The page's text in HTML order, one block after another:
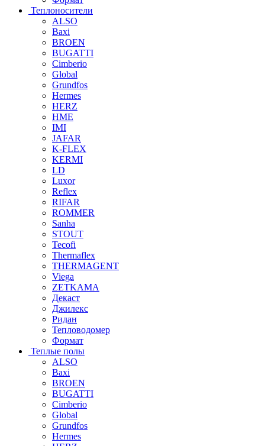
Теплоносители
ALSO
Baxi
BROEN
BUGATTI
Cimberio
Global
Grundfos
Hermes
HERZ
HME
IMI
JAFAR
K-FLEX
KERMI
LD
Luxor
Reflex
RIFAR
ROMMER
Sanha
STOUT
Tecofi
Thermaflex
THERMAGENT
Viega
ZETKAMA
Декаст
Джилекс
Ридан
Тепловодомер
Формат
Теплые полы
ALSO
Baxi
BROEN
BUGATTI
Cimberio
Global
Grundfos
Hermes